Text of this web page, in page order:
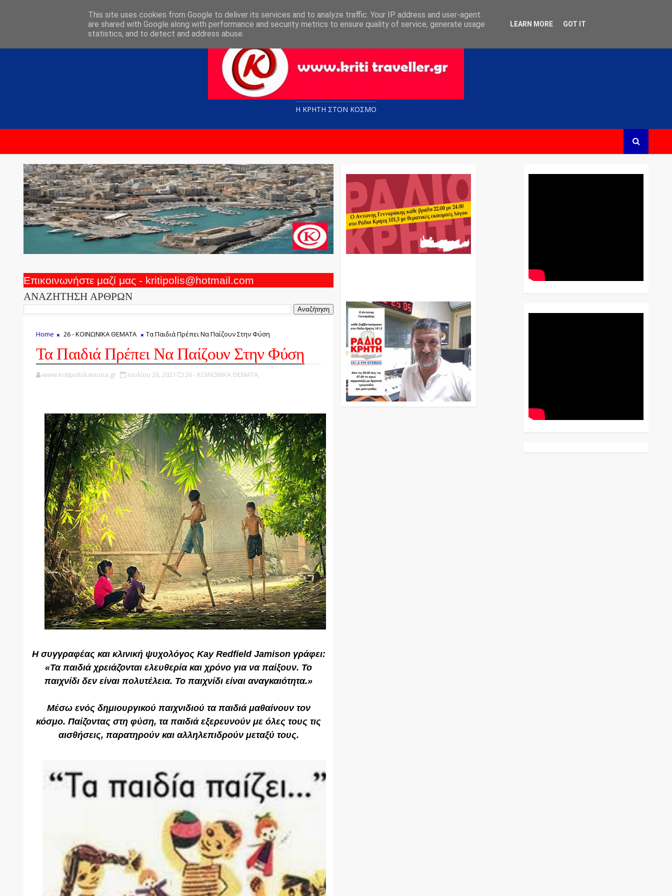
Η ΚΡΗΤΗ ΣΤΟN KOΣΜΟ
Επικοινωνήστε μαζί μας - kritipolis@hotmail.com
ΑΝΑΖΗΤΗΣΗ ΑΡΘΡΩΝ
Home 26 - ΚΟΙΝΩΝΙΚΑ ΘΕΜΑΤΑ Τα Παιδιά Πρέπει Να Παίζουν Στην Φύση
Τα Παιδιά Πρέπει Να Παίζουν Στην Φύση
www.kritipoliskaixoria.gr Ιουλίου 26, 2021 26 - ΚΟΙΝΩΝΙΚΑ ΘΕΜΑΤΑ,
Η συγγραφέας και κλινική ψυχολόγος Kay Redfield Jamison γράφει:
«Τα παιδιά χρειάζονται ελευθερία και χρόνο για να παίξουν. Το
παιχνίδι δεν είναι πολυτέλεια. Το παιχνίδι είναι αναγκαιότητα.»
Μέσω ενός δημιουργικού παιχνιδιού τα παιδιά μαθαίνουν τον
κόσμο. Παίζοντας στη φύση, τα παιδιά εξερευνούν με όλες τους τις
αισθήσεις, παρατηρούν και αλληλεπιδρούν μεταξύ τους.
This site uses cookies from Google to deliver its services and to analyze traffic. Your IP address and user-agent
are shared with Google along with performance and security metrics to ensure quality of service, generate usage
statistics, and to detect and address abuse.
LEARN MORE GOT IT